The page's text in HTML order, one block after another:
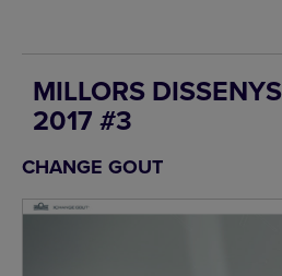
MILLORS
2017 #3
CHANGE GOUT